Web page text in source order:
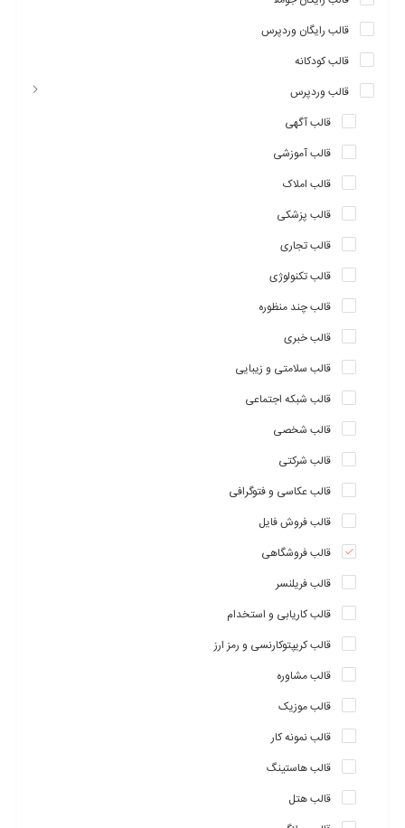
طراحی ریسپانسیو
دستگاه ها و مرورگرها به خوبی نمایش داده می شود.
سبک رنگ نامحدود – 16 سبک پیش فرض
را قادر می سازد از هر نگ مورد علاقه که دوست دارد در فروشگاه استفاده
پیش فرض وجود دارد که شما می توانید یکی از آنها را برای فروشگاه
انتخاب کنید.
سبک مختلف منو
قالب رایگان وردپرس
قالب کودکانه
قالب وردپرس
قالب آگهی
قالب آموزشی
قالب املاک
قالب پزشکی
قالب تجاری
قالب تکنولوژی
قالب چند منظوره
قالب خبری
قالب سلامتی و زیبایی
قالب شبکه اجتماعی
قالب شخصی
قالب شرکتی
قالب عکاسی و فتوگرافی
قالب فروش فایل
قالب فروشگاهی
قالب فریلنسر
قالب کاریابی و استخدام
قالب کریپتوکارنسی و رمز ارز
قالب مشاوره
قالب موزیک
قالب نمونه کار
قالب هاستینگ
قالب هتل